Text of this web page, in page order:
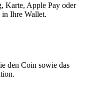
Karte, Apple Pay oder
Ihre Wallet.
den Coin sowie das